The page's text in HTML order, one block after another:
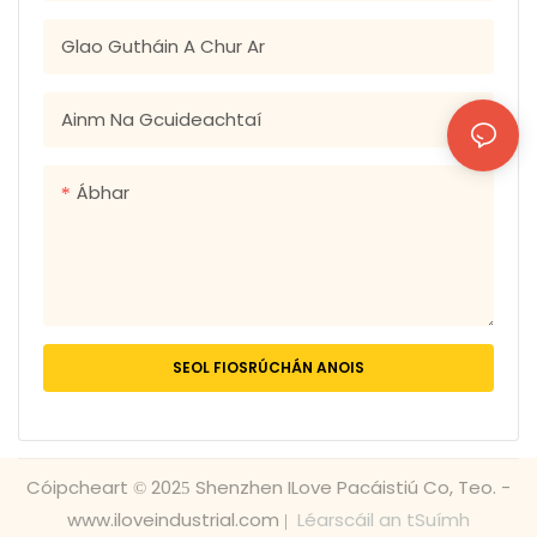
Glao Gutháin A Chur Ar
Ainm Na Gcuideachtaí
Ábhar
SEOL FIOSRÚCHÁN ANOIS
Saincheaptha Éadrom OEM
ODM, Bosca Coimeádán
Cóipcheart © 2025 Shenzhen ILove Pacáistiú Co, Teo. -
www.iloveindustrial.com | Léarscáil an tSuímh